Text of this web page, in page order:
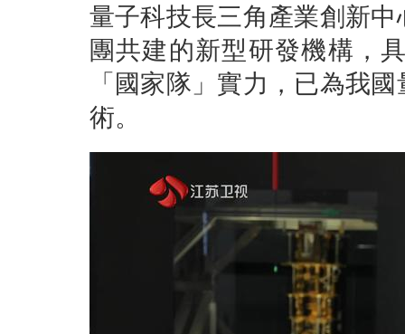
量子科技長三角產業創新
團共建的新型研發機構，
「國家隊」實力，已為我
術。